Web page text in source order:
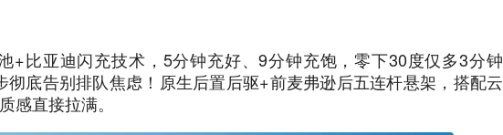
+比亚迪闪充技术，5分钟充好、9分钟充饱，零下30度仅多3分
彻底告别排队焦虑！原生后置后驱+前麦弗逊后五连杆悬架，搭配
感直接拉满。